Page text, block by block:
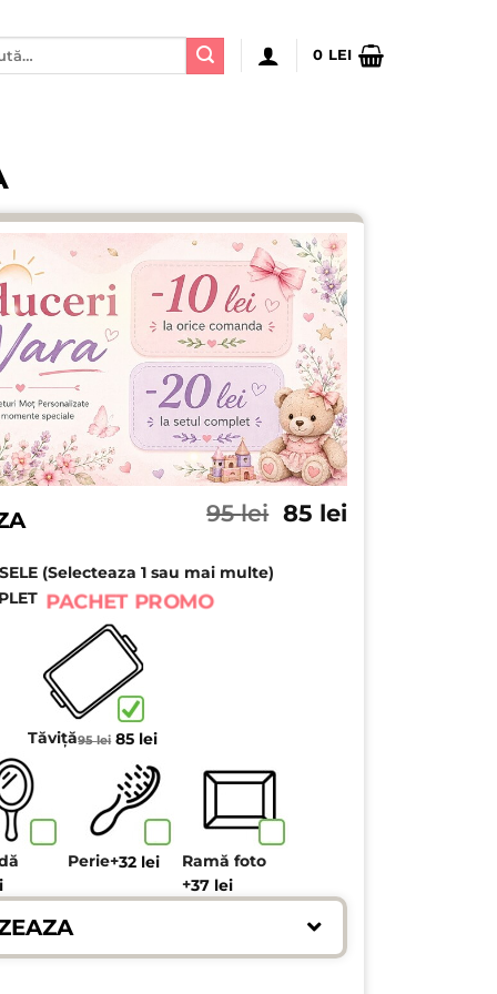
0 LEI
95lei Prețul
85 leiPrețul
(Selecteaza 1 sau mai multe)
PACHET PROMO
Tăviță95lei Prețul
a
fost:
95 lei.
85 leiPrețul
este:
85 lei.
Perie+32 lei
Ramă foto
+37 lei